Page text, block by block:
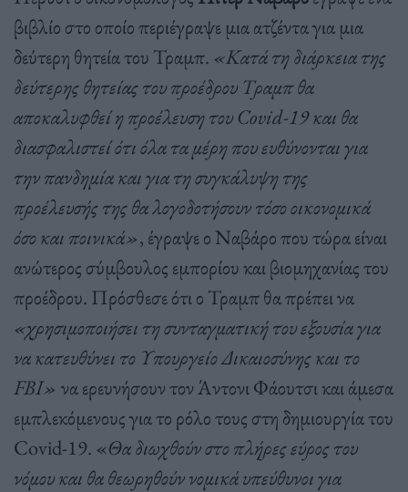
βιβλίο στο οποίο περιέγραψε μια ατζέντα για μια
δεύτερη θητεία του Τραμπ. «Κατά τη διάρκεια της
δεύτερης θητείας του προέδρου Τραμπ θα
αποκαλυφθεί η προέλευση του Covid-19 και θα
διασφαλιστεί ότι όλα τα μέρη που ευθύνονται για
την πανδημία και για τη συγκάλυψη της
προέλευσής της θα λογοδοτήσουν τόσο οικονομικά
όσο και ποινικά», έγραψε ο Ναβάρο που τώρα είναι
ανώτερος σύμβουλος εμπορίου και βιομηχανίας του
προέδρου. Πρόσθεσε ότι ο Τραμπ θα πρέπει να
«χρησιμοποιήσει τη συνταγματική του εξουσία για
να κατευθύνει το Υπουργείο Δικαιοσύνης και το
FBI» να ερευνήσουν τον Άντονι Φάουτσι και άμεσα
εμπλεκόμενους για το ρόλο τους στη δημιουργία του
Covid-19. «Θα διωχθούν στο πλήρες εύρος του
νόμου και θα θεωρηθούν νομικά υπεύθυνοι για